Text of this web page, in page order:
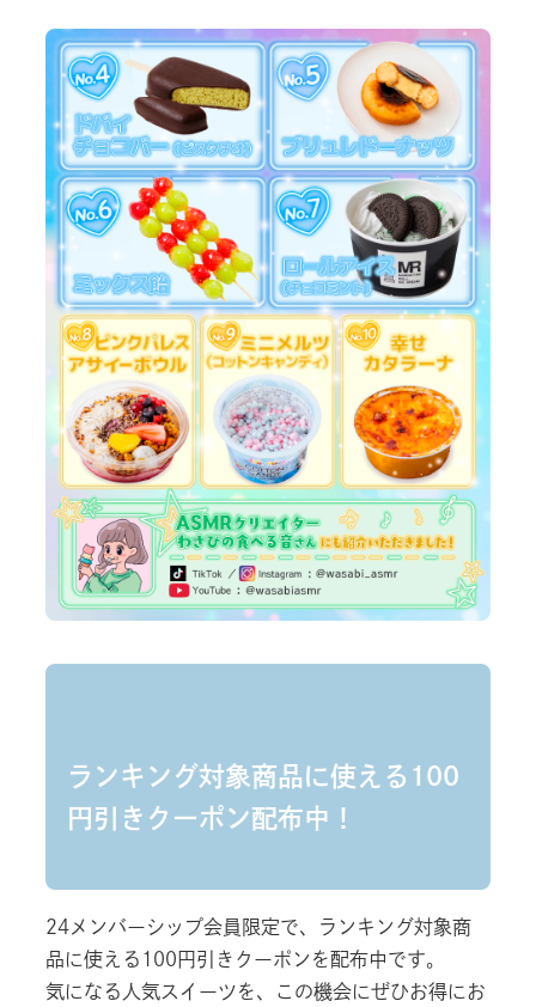
ランキング対象商品に使える100
円引きクーポン配布中！
24メンバーシップ会員限定で、ランキング対象商
品に使える100円引きクーポンを配布中です。
気になる人気スイーツを、この機会にぜひお得にお